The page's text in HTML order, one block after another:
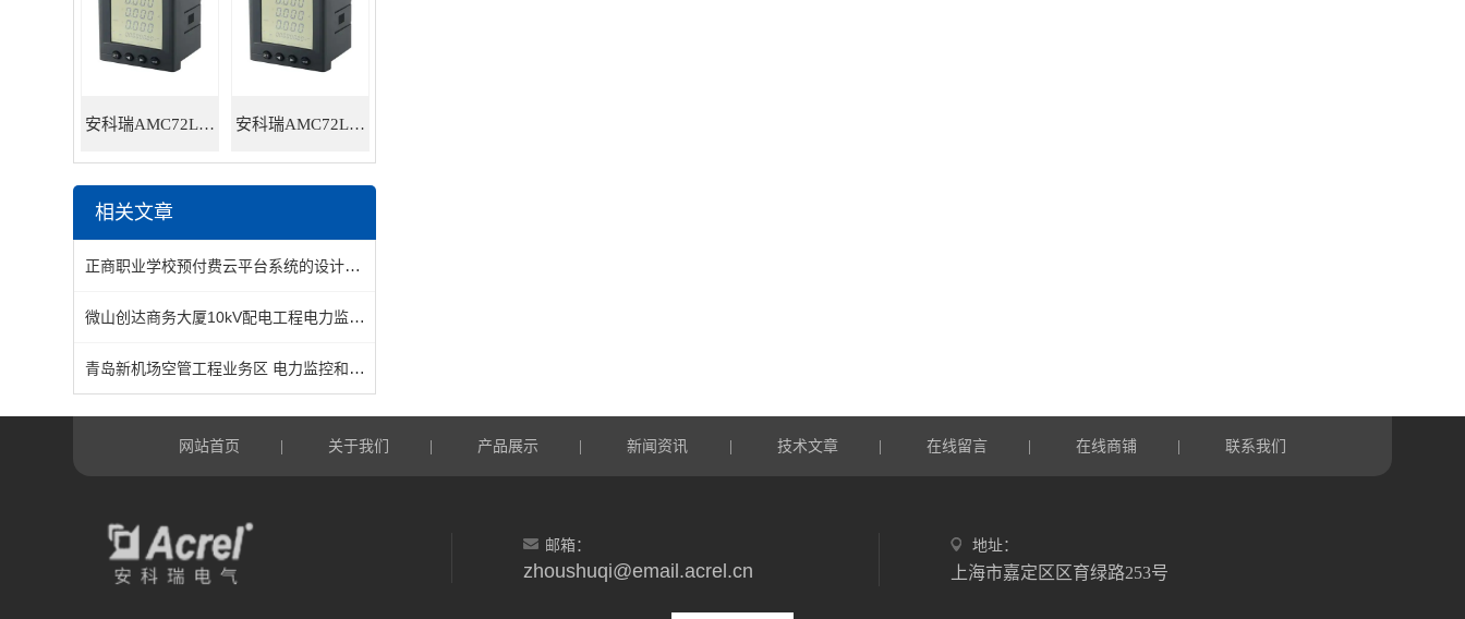
安科瑞AMC72L-E4/HKC智能电力仪表 安科瑞AMC72L-E4/KC三相多功能智能电力仪表
相关文章
正商职业学校预付费云平台系统的设计与应用
微山创达商务大厦10kV配电工程电力监控系统 的设计与应用
青岛新机场空管工程业务区 电力监控和能耗监测的设计与应用
网站首页 关于我们 产品展示 新闻资讯 技术文章 在线留言 在线商铺 联系我们
邮箱：
zhoushuqi@email.acrel.cn
地址：
上海市嘉定区区育绿路253号